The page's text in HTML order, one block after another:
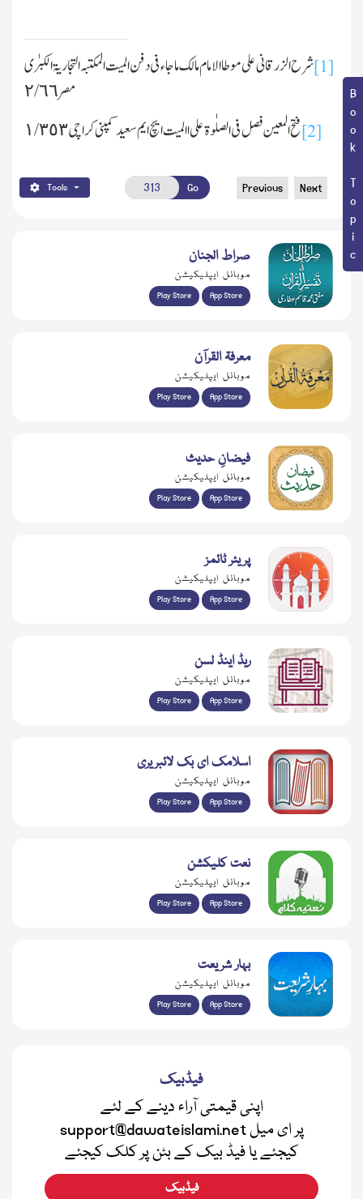
Book Topic
[1]شرح الزرقانی علی موطاالاماممالك ماجاء فی دفن المیت المکتبہ التجاریۃ الکبرٰی
مصر ٢/٦٦
[2]فتح المعین فصل فی الصلٰوۃ علی االمیت ایچ ایم سعید کمپنی کراچی ١/٣٥٣
Tools Go Previous Next
صراط الجنان
موبائل ایپلیکیشن
Play Store App Store
معرفۃ القرآن
موبائل ایپلیکیشن
Play Store App Store
فیضانِ حدیث
موبائل ایپلیکیشن
Play Store App Store
پریئر ٹائمز
موبائل ایپلیکیشن
Play Store App Store
ریڈ اینڈ لسن
موبائل ایپلیکیشن
Play Store App Store
اسلامک ای بک لائبریری
موبائل ایپلیکیشن
Play Store App Store
نعت کلیکشن
موبائل ایپلیکیشن
Play Store App Store
بہار شریعت
موبائل ایپلیکیشن
Play Store App Store
فیڈبیک
اپنی قیمتی آراء دینے کے لئے
support@dawateislami.net پر ای میل
کیجئے یا فیڈ بیک کے بٹن پر کلک کیجئے
فیڈبیک